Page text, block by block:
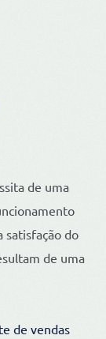
de uma
satisfação do
de uma
de vendas